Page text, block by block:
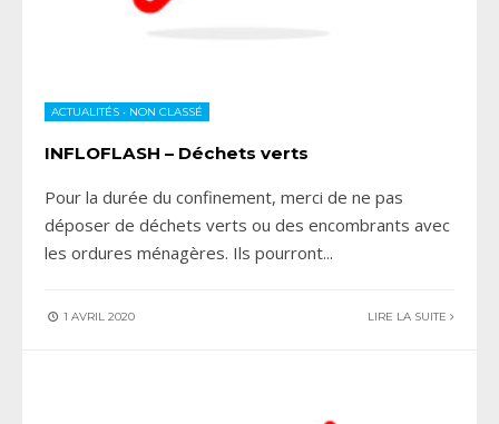
ACTUALITÉS • NON CLASSÉ
INFLOFLASH – Déchets verts
Pour la durée du confinement, merci de ne pas
déposer de déchets verts ou des encombrants avec
les ordures ménagères. Ils pourront...
1 AVRIL 2020 LIRE LA SUITE